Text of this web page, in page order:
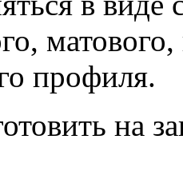
профиля.
на